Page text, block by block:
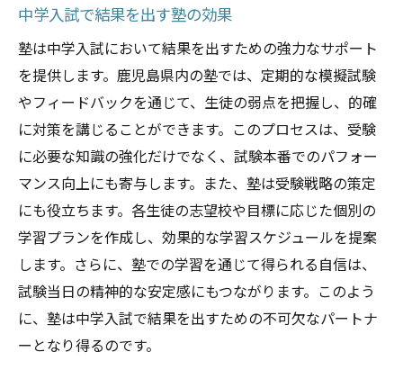
中学入試で結果を出す塾の効果
塾は中学入試において結果を出すための強力なサポート
を提供します。鹿児島県内の塾では、定期的な模擬試験
やフィードバックを通じて、生徒の弱点を把握し、的確
に対策を講じることができます。このプロセスは、受験
に必要な知識の強化だけでなく、試験本番でのパフォー
マンス向上にも寄与します。また、塾は受験戦略の策定
にも役立ちます。各生徒の志望校や目標に応じた個別の
学習プランを作成し、効果的な学習スケジュールを提案
します。さらに、塾での学習を通じて得られる自信は、
試験当日の精神的な安定感にもつながります。このよう
に、塾は中学入試で結果を出すための不可欠なパートナ
ーとなり得るのです。